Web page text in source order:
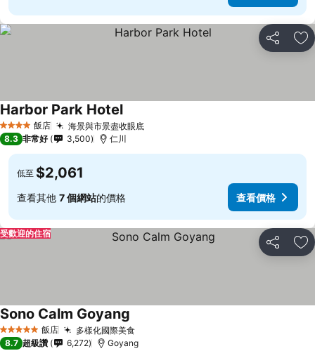
分享 加
4 星級 飯店 海景與市景盡收眼底
Harbor Park Hotel
8.3 非常好 3,500 仁川
低至 $2,061
查看其他 7 個網站的價格 查看價格
分享 加
受歡迎的住宿
5 星級 飯店 多樣化國際美食
Sono Calm Goyang
8.7 超級讚 6,272 Goyang